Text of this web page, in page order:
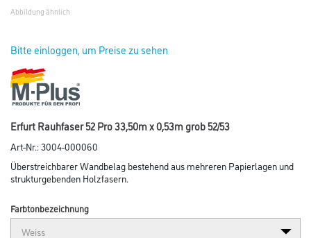
Abbildung ähnlich
Bitte einloggen, um Preise zu sehen
Erfurt Rauhfaser 52 Pro 33,50m x 0,53m grob 52/53
Art-Nr.:3004-000060
Überstreichbarer Wandbelag bestehend aus mehreren Papierlagen und
strukturgebenden Holzfasern.
Farbtonbezeichnung